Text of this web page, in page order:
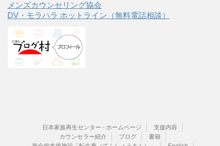
メンズカウンセリング協会
DV・モラハラ ホットライン（無料電話相談）
日本家族再生センター - ホームページ
支援内容
カウンセラー紹介
ブログ
書籍